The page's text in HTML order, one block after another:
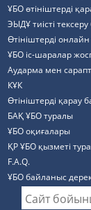
ҰБО өтініштерді
ЭЫДҰ тиісті
Өтініштерді
ҰБО іс-шаралар
Аударма мен
КҰК
Өтініштерді қарау
БАҚ ҰБО туралы
ҰБО оқиғалары
ҚР ҰБО қызметі
F.A.Q.
ҰБО байланыс